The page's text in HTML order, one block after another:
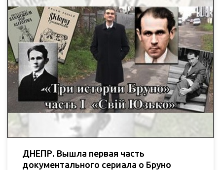
ДНЕПР. Вышла первая часть
документального сериала о Бруно